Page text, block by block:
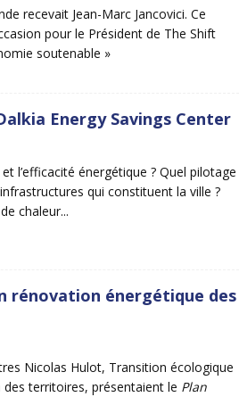
recevait Jean-Marc Jancovici. Ce
pour le Président de The Shift
soutenable »
Energy Savings Center
l’efficacité énergétique ? Quel pilotage
qui constituent la ville ?
chaleur...
rénovation énergétique des
Nicolas Hulot, Transition écologique
territoires, présentaient le Plan